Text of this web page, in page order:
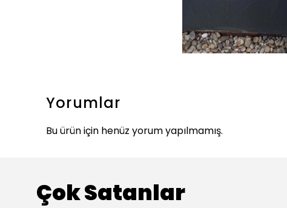
Yorumlar
Bu ürün için henüz yorum yapılmamış.
Çok Satanlar